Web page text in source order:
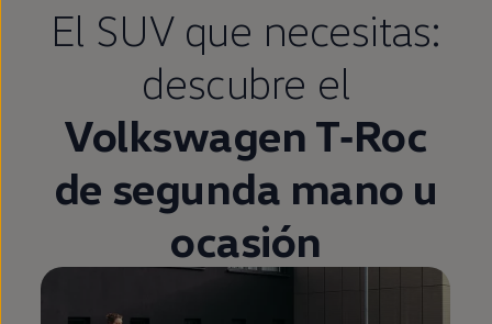
El SUV que necesitas:
descubre el
Volkswagen T‑Roc
de segunda mano u
ocasión